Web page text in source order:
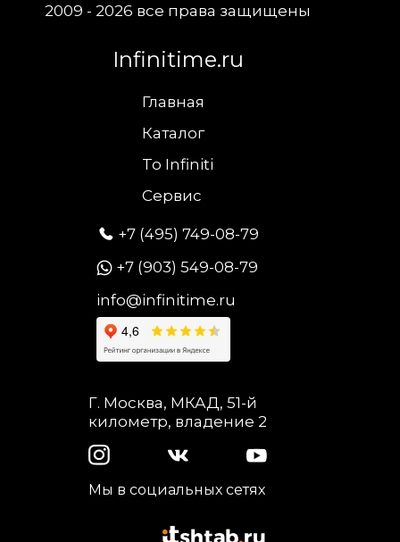
2009 - 2026 все права защищены
Infinitime.ru
Главная
Каталог
To Infiniti
Сервис
+7 (495) 749-08-79
+7 (903) 549-08-79
info@infinitime.ru
Г. Москва, МКАД, 51-й
километр, владение 2
Мы в социальных сетях